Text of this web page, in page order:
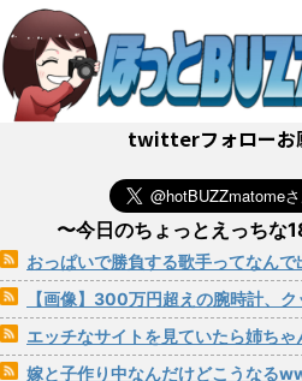
twitterフォローお
〜今日のちょっとえっちな
おっぱいで勝負する歌手ってなんで
【画像】300万円超えの腕時計、
エッチなサイトを見ていたら姉ちゃんに見られた！
嫁と子作り中なんだけどこうなる